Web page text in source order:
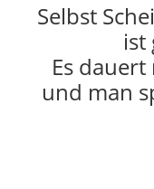
Selbst
ist
Es
und man